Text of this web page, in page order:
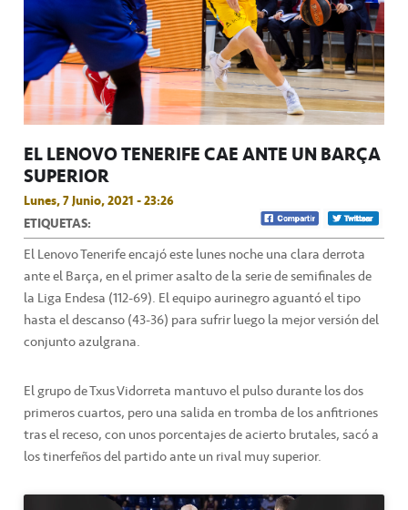
EL LENOVO TENERIFE CAE ANTE UN BARÇA
SUPERIOR
Lunes, 7 Junio, 2021 - 23:26
ETIQUETAS:
El Lenovo Tenerife encajó este lunes noche una clara derrota
ante el Barça, en el primer asalto de la serie de semifinales de
la Liga Endesa (112-69). El equipo aurinegro aguantó el tipo
hasta el descanso (43-36) para sufrir luego la mejor versión del
conjunto azulgrana.
El grupo de Txus Vidorreta mantuvo el pulso durante los dos
primeros cuartos, pero una salida en tromba de los anfitriones
tras el receso, con unos porcentajes de acierto brutales, sacó a
los tinerfeños del partido ante un rival muy superior.